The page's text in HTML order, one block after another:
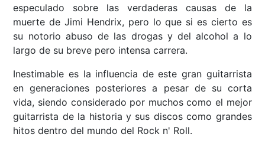
especulado sobre las verdaderas causas de la
muerte de Jimi Hendrix, pero lo que si es cierto es
su notorio abuso de las drogas y del alcohol a lo
largo de su breve pero intensa carrera.
Inestimable es la influencia de este gran guitarrista
en generaciones posteriores a pesar de su corta
vida, siendo considerado por muchos como el mejor
guitarrista de la historia y sus discos como grandes
hitos dentro del mundo del Rock n' Roll.